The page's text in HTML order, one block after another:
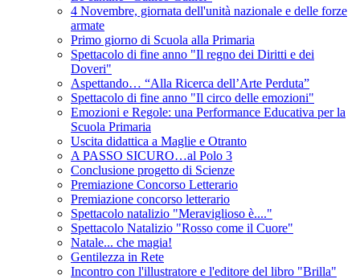
4 Novembre, giornata dell'unità nazionale e delle forze
armate
Primo giorno di Scuola alla Primaria
Spettacolo di fine anno "Il regno dei Diritti e dei
Doveri"
Aspettando… “Alla Ricerca dell’Arte Perduta”
Spettacolo di fine anno "Il circo delle emozioni"
Emozioni e Regole: una Performance Educativa per la
Scuola Primaria
Uscita didattica a Maglie e Otranto
A PASSO SICURO…al Polo 3
Conclusione progetto di Scienze
Premiazione Concorso Letterario
Premiazione concorso letterario
Spettacolo natalizio "Meraviglioso è...."
Spettacolo Natalizio "Rosso come il Cuore"
Natale... che magia!
Gentilezza in Rete
Incontro con l'illustratore e l'editore del libro "Brilla"